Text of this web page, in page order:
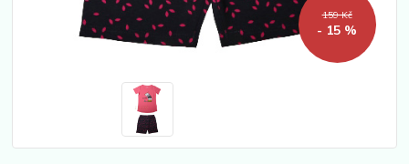
159 Kč
- 15 %